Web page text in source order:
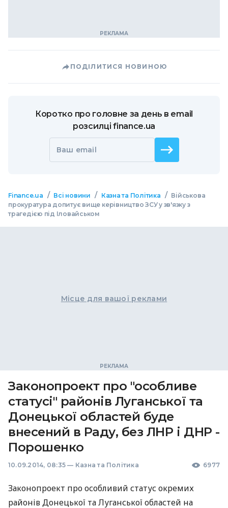
ПОДІЛИТИСЯ НОВИНОЮ
Коротко про головне за день в email
розсилці finance.ua
Ваш email
Finance.ua / Всі новини / Казна та Політика / Військова
прокуратура допитує вище керівництво ЗСУ у зв'язку з
трагедією під Іловайськом
Місце для вашої реклами
Законопроект про "особливе
статусі" районів Луганської та
Донецької областей буде
внесений в Раду, без ЛНР і ДНР -
Порошенко
10.09.2014, 08:35 — Казна та Політика 6977
Законопроект про особливий статус окремих
районів Донецької та Луганської областей на